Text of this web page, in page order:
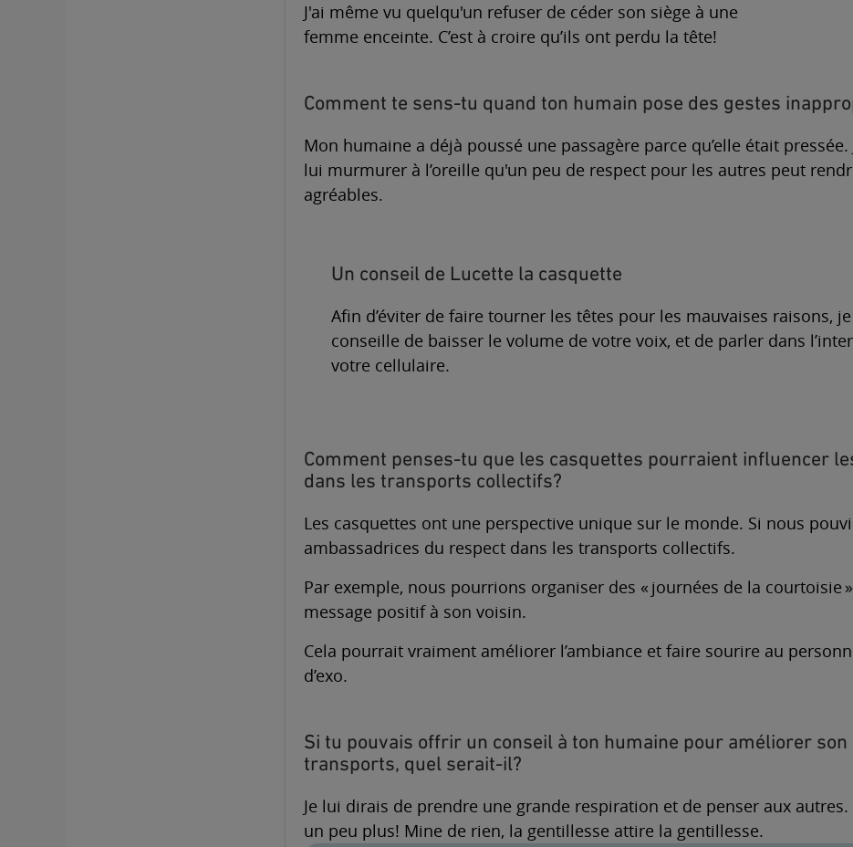
J'ai même vu quelqu'un refuser de céder son siège à une
femme enceinte. C’est à croire qu’ils ont perdu la tête!
Comment te sens-tu quand ton humain pose des gestes
Mon humaine a déjà poussé une passagère parce qu’elle était pressée.
lui murmurer à l’oreille qu'un peu de respect pour les autres peut
agréables.
Un conseil de Lucette la casquette
Afin d’éviter de faire tourner les têtes pour les mauvaises raisons,
conseille de baisser le volume de votre voix, et de parler dans
votre cellulaire.
Comment penses-tu que les casquettes pourraient influencer
dans les transports collectifs?
Les casquettes ont une perspective unique sur le monde. Si nous
ambassadrices du respect dans les transports collectifs.
Par exemple, nous pourrions organiser des « journées de la courtoisie
message positif à son voisin.
Cela pourrait vraiment améliorer l’ambiance et faire sourire au
d’exo.
Si tu pouvais offrir un conseil à ton humaine pour améliorer
transports, quel serait-il?
Je lui dirais de prendre une grande respiration et de penser aux
un peu plus! Mine de rien, la gentillesse attire la gentillesse.